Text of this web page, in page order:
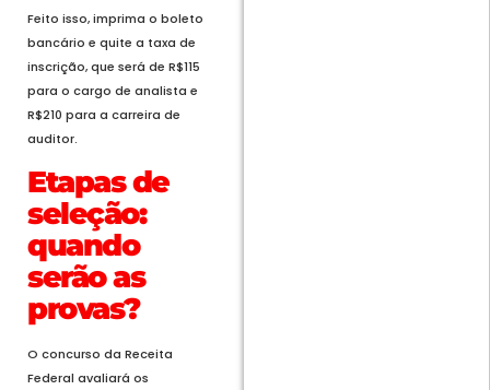
Feito isso, imprima o boleto
bancário e quite a taxa de
inscrição, que será de R$115
para o cargo de analista e
R$210 para a carreira de
auditor.
Etapas de
seleção:
quando
serão as
provas?
O concurso da Receita
Federal avaliará os